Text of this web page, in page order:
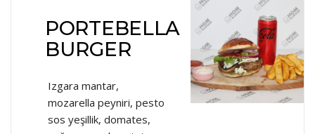
PORTEBELLA
BURGER
Izgara mantar,
mozarella peyniri, pesto
sos yeşillik, domates,